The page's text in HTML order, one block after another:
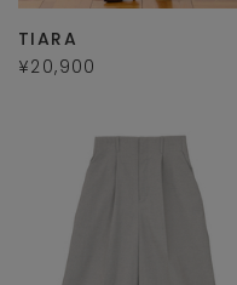
TIARA
¥20,900